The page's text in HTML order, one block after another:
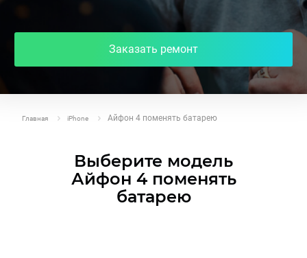
Заказать ремонт
Главная iPhone Айфон 4 поменять батарею
Выберите модель
Айфон 4 поменять
батарею